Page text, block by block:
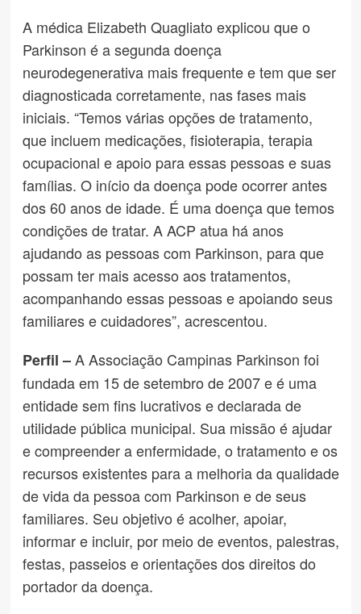
A médica Elizabeth Quagliato explicou que o
Parkinson é a segunda doença
neurodegenerativa mais frequente e tem que ser
diagnosticada corretamente, nas fases mais
iniciais. “Temos várias opções de tratamento,
que incluem medicações, fisioterapia, terapia
ocupacional e apoio para essas pessoas e suas
famílias. O início da doença pode ocorrer antes
dos 60 anos de idade. É uma doença que temos
condições de tratar. A ACP atua há anos
ajudando as pessoas com Parkinson, para que
possam ter mais acesso aos tratamentos,
acompanhando essas pessoas e apoiando seus
familiares e cuidadores”, acrescentou.
Perfil –A Associação Campinas Parkinson foi
fundada em 15 de setembro de 2007 e é uma
entidade sem fins lucrativos e declarada de
utilidade pública municipal. Sua missão é ajudar
e compreender a enfermidade, o tratamento e os
recursos existentes para a melhoria da qualidade
de vida da pessoa com Parkinson e de seus
familiares. Seu objetivo é acolher, apoiar,
informar e incluir, por meio de eventos, palestras,
festas, passeios e orientações dos direitos do
portador da doença.